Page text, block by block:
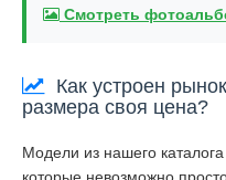
Смотреть
Как устроен
размера своя цена?
Модели из нашего